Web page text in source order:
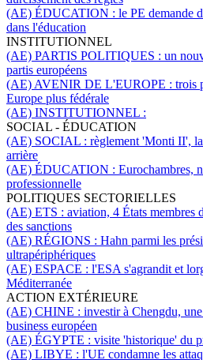
(AE) ÉDUCATION : le PE demande
dans l'éducation
INSTITUTIONNEL
(AE) PARTIS POLITIQUES : un
partis européens
(AE) AVENIR DE L'EUROPE : trois
Europe plus fédérale
(AE) INSTITUTIONNEL :
SOCIAL - ÉDUCATION
(AE) SOCIAL : règlement 'Monti II',
arrière
(AE) ÉDUCATION : Eurochambres,
professionnelle
POLITIQUES SECTORIELLES
(AE) ETS : aviation, 4 États membres
des sanctions
(AE) RÉGIONS : Hahn parmi les
ultrapériphériques
(AE) ESPACE : l'ESA s'agrandit et
Méditerranée
ACTION EXTÉRIEURE
(AE) CHINE : investir à Chengdu,
business européen
(AE) ÉGYPTE : visite 'historique' du
(AE) LIBYE : l'UE condamne les